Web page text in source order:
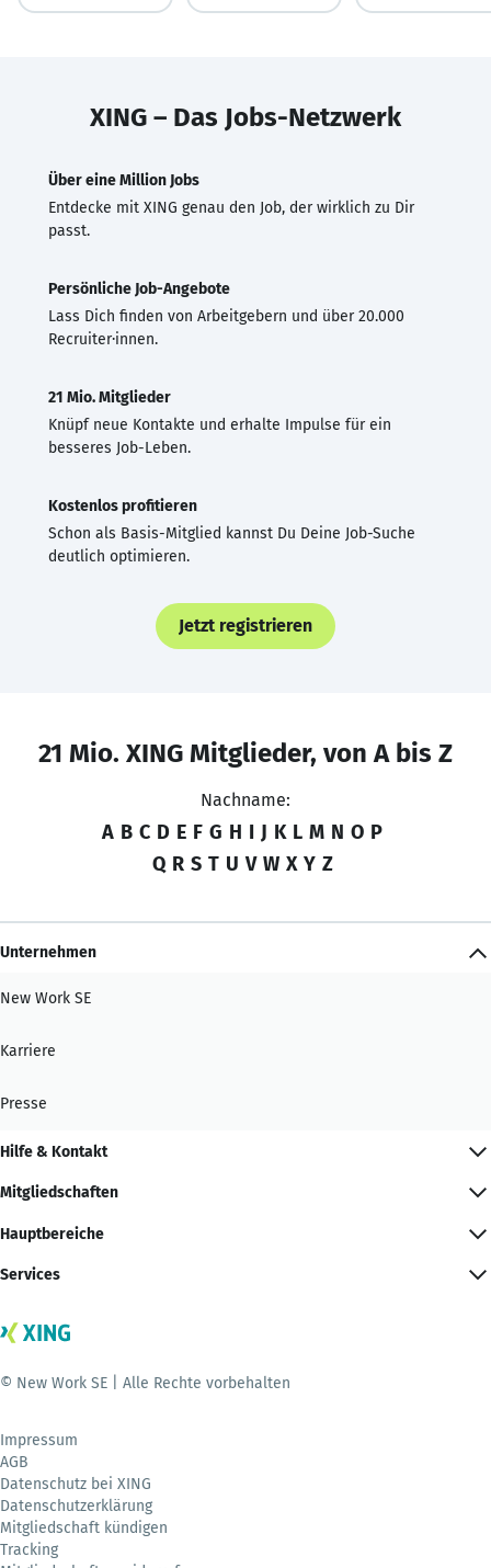
XING – Das Jobs-Netzwerk
Über eine Million Jobs
Entdecke mit XING genau den Job, der wirklich zu Dir
passt.
Persönliche Job-Angebote
Lass Dich finden von Arbeitgebern und über 20.000
Recruiter·innen.
21 Mio. Mitglieder
Knüpf neue Kontakte und erhalte Impulse für ein
besseres Job-Leben.
Kostenlos profitieren
Schon als Basis-Mitglied kannst Du Deine Job-Suche
deutlich optimieren.
Jetzt registrieren
21 Mio. XING Mitglieder, von A bis Z
Nachname:
A B C D E F G H I J K L M N O P
Q R S T U V W X Y Z
Unternehmen
New Work SE
Karriere
Presse
Hilfe & Kontakt
Mitgliedschaften
Hauptbereiche
Services
© New Work SE | Alle Rechte vorbehalten
Impressum
AGB
Datenschutz bei XING
Datenschutzerklärung
Mitgliedschaft kündigen
Tracking